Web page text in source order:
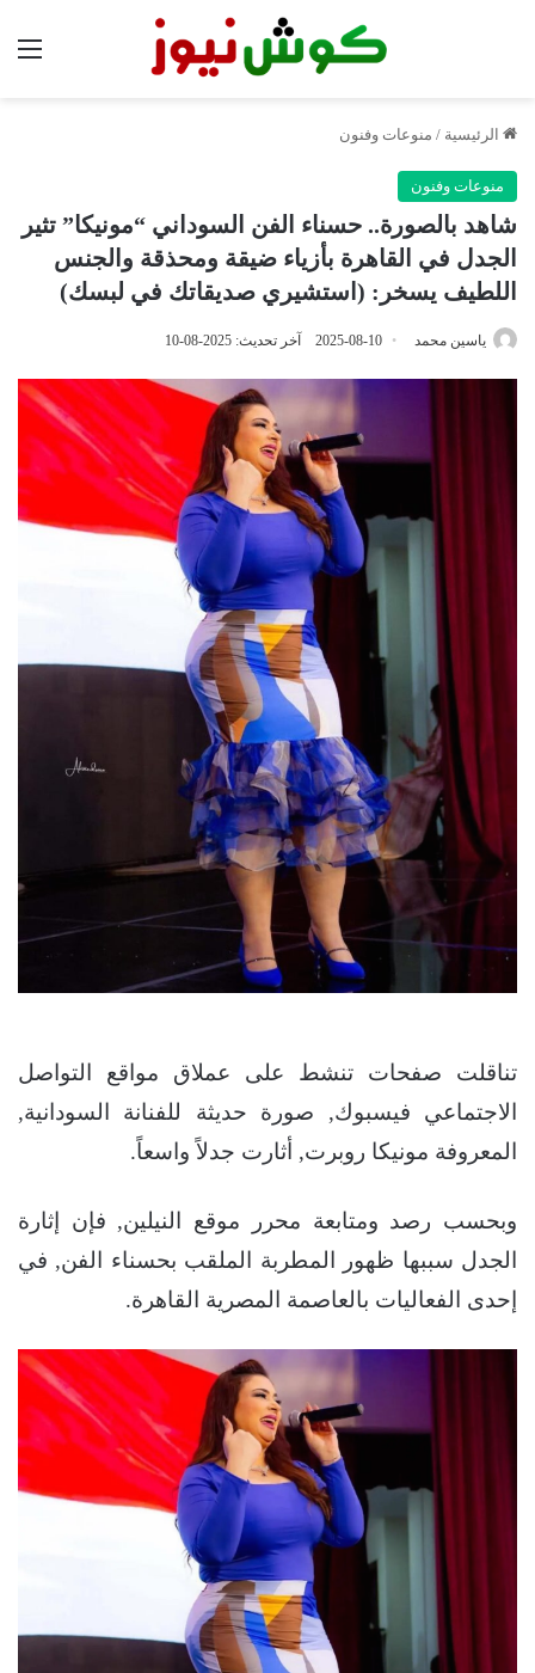
الرئيسية / منوعات وفنون
منوعات وفنون
شاهد بالصورة.. حسناء الفن السوداني “مونيكا” تثير
الجدل في القاهرة بأزياء ضيقة ومحذقة والجنس
اللطيف يسخر: (استشيري صديقاتك في لبسك)
ياسين محمد 2025-08-10 آخر تحديث: 2025-08-10
تناقلت صفحات تنشط على عملاق مواقع التواصل
الاجتماعي فيسبوك, صورة حديثة للفنانة السودانية,
المعروفة مونيكا روبرت, أثارت جدلاً واسعاً.
وبحسب رصد ومتابعة محرر موقع النيلين, فإن إثارة
الجدل سببها ظهور المطربة الملقب بحسناء الفن, في
إحدى الفعاليات بالعاصمة المصرية القاهرة.